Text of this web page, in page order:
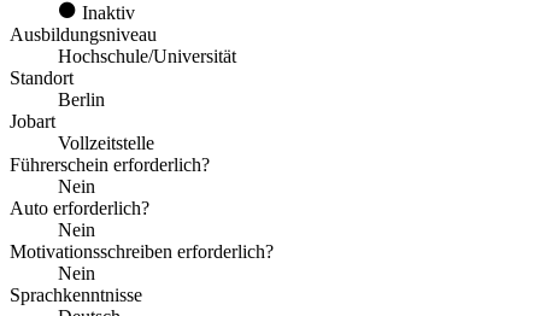
Inaktiv
Ausbildungsniveau
Hochschule/Universität
Standort
Berlin
Jobart
Vollzeitstelle
Führerschein erforderlich?
Nein
Auto erforderlich?
Nein
Motivationsschreiben erforderlich?
Nein
Sprachkenntnisse